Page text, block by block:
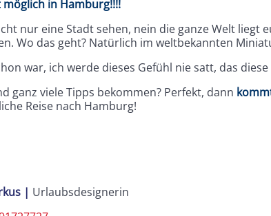
in Hamburg!!!!
nur eine Stadt sehen, nein die ganze Welt liegt
Wo das geht? Natürlich im weltbekannten
war, ich werde dieses Gefühl nie satt, das
ganz viele Tipps bekommen? Perfekt, dann
Reise nach Hamburg!
| Urlaubsdesignerin